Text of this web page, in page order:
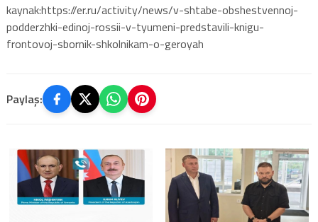
kaynak:https://er.ru/activity/news/v-shtabe-obshestvennoj-
podderzhki-edinoj-rossii-v-tyumeni-predstavili-knigu-
frontovoj-sbornik-shkolnikam-o-geroyah
Paylaş: